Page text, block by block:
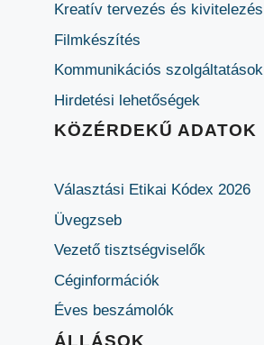
Kreatív tervezés és kivitelezés
Filmkészítés
Kommunikációs szolgáltatások
Hirdetési lehetőségek
KÖZÉRDEKŰ ADATOK
Választási Etikai Kódex 2026
Üvegzseb
Vezető tisztségviselők
Céginformációk
Éves beszámolók
ÁLLÁSOK